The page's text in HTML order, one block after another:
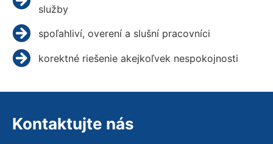
služby
spoľahliví, overení a slušní pracovníci
korektné riešenie akejkoľvek nespokojnosti
Kontaktujte nás